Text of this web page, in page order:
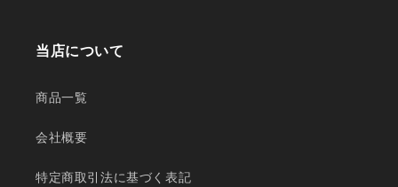
当店について
商品一覧
会社概要
特定商取引法に基づく表記